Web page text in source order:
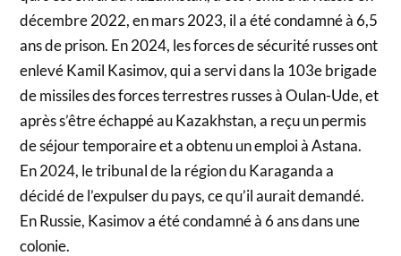
décembre 2022, en mars 2023, il a été condamné à 6,5
ans de prison. En 2024, les forces de sécurité russes ont
enlevé Kamil Kasimov, qui a servi dans la 103e brigade
de missiles des forces terrestres russes à Oulan-Ude, et
après s’être échappé au Kazakhstan, a reçu un permis
de séjour temporaire et a obtenu un emploi à Astana.
En 2024, le tribunal de la région du Karaganda a
décidé de l’expulser du pays, ce qu’il aurait demandé.
En Russie, Kasimov a été condamné à 6 ans dans une
colonie.